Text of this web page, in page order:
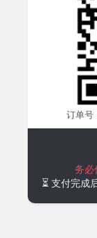
订单号
务必
⏳ 支付完成